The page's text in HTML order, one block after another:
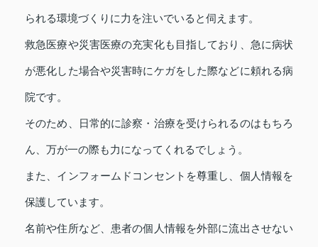
られる環境づくりに力を注いでいると伺えます。
救急医療や災害医療の充実化も目指しており、急に病状
が悪化した場合や災害時にケガをした際などに頼れる病
院です。
そのため、日常的に診察・治療を受けられるのはもちろ
ん、万が一の際も力になってくれるでしょう。
また、インフォームドコンセントを尊重し、個人情報を
保護しています。
名前や住所など、患者の個人情報を外部に流出させない